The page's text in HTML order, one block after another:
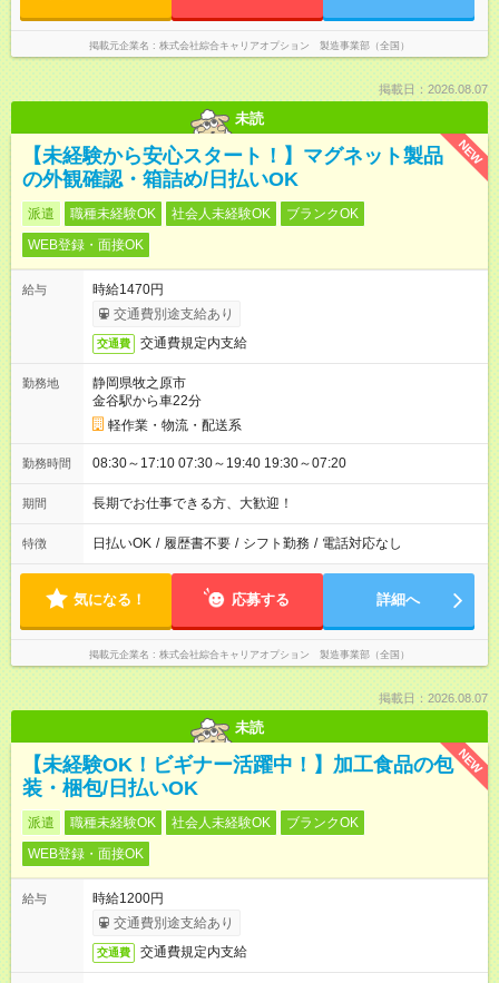
掲載元企業名 株式会社綜合キャリアオプション 製造事業部（全国）
掲載日：2026.08.07
未読
NEW
【未経験から安心スタート！】マグネット製品
の外観確認・箱詰め/日払いOK
派遣 職種未経験OK 社会人未経験OK
ブランクOK
WEB登録・面接OK
給与
時給1470円
交通費別途支給あり
交通費 交通費規定内支給
勤務地
静岡県牧之原市
金谷駅から車22分
軽作業・物流・配送系
勤務時間 08:30～17:10 07:30～19:40 19:30～07:20
期間 長期でお仕事できる方、大歓迎！
特徴 日払いOK / 履歴書不要 / シフト勤務 / 電話対応なし
気になる！ 応募する 詳細へ
掲載元企業名 株式会社綜合キャリアオプション 製造事業部（全国）
掲載日：2026.08.07
未読
NEW
【未経験OK！ビギナー活躍中！】加工食品の包
装・梱包/日払いOK
派遣 職種未経験OK 社会人未経験OK
ブランクOK
WEB登録・面接OK
給与
時給1200円
交通費別途支給あり
交通費 交通費規定内支給